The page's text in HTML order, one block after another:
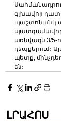
գլխավոր
պաշտոնանկ
առնվազն 3/5-
դեպքերում։
պետք,
են։
ԼՐԱՀՈՍ